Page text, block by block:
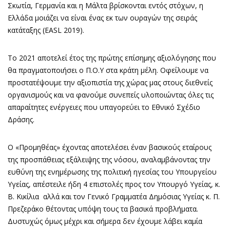
Σκωτία, Γερμανία και η Μάλτα βρίσκονται εντός στόχων, η
Ελλάδα μοιάζει να είναι ένας εκ των ουραγών της σειράς
κατάταξης (EASL 2019).
Το 2021 αποτελεί έτος της πρώτης επίσημης αξιολόγησης που
θα πραγματοποιήσει ο Π.Ο.Υ στα κράτη μέλη. Οφείλουμε να
προστατέψουμε την αξιοπιστία της χώρας μας στους διεθνείς
οργανισμούς και να φανούμε συνεπείς υλοποιώντας όλες τις
απαραίτητες ενέργειες που υπαγορεύει το Εθνικό Σχέδιο
Δράσης.
Ο «Προμηθέας» έχοντας αποτελέσει έναν βασικούς εταίρους
της προσπάθειας εξάλειψης της νόσου, αναλαμβάνοντας την
ευθύνη της ενημέρωσης της πολιτική ηγεσίας του Υπουργείου
Υγείας, απέστειλε ήδη 4 επιστολές προς τον Υπουργό Υγείας, κ.
Β. Κικίλια αλλά και τον Γενικό Γραμματέα Δημόσιας Υγείας κ. Π.
Πρεζεράκο θέτοντας υπόψη τους τα βασικά προβλήματα.
Δυστυχώς όμως μέχρι και σήμερα δεν έχουμε λάβει καμία